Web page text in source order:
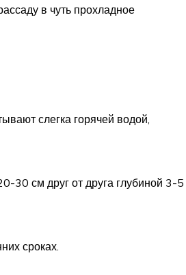
в чуть прохладное
слегка горячей водой,
30 см друг от друга глубиной 3-5
сроках.